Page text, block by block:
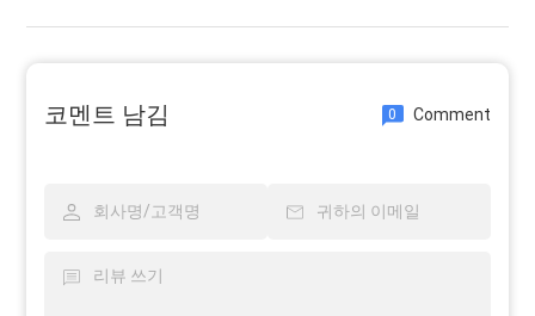
코멘트 남김 0 Comment